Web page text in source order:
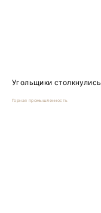
Угольщики
Горная промышленность